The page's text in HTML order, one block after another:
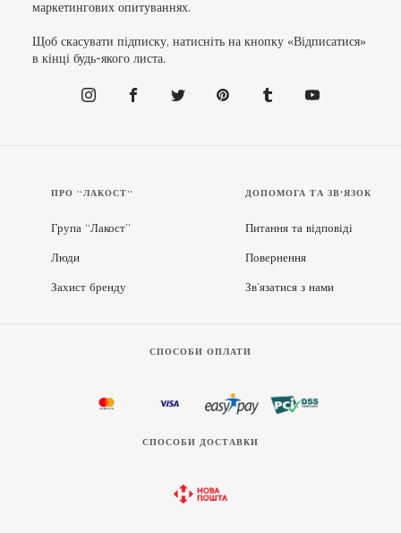
маркетингових опитуваннях.
Щоб скасувати підписку, натисніть на кнопку «Відписатися»
в кінці будь-якого листа.
ПРО “ЛАКОСТ”
Група “Лакост”
Люди
Захист бренду
ДОПОМОГА ТА ЗВ'ЯЗОК
Питання та відповіді
Повернення
Зв’язатися з нами
СПОСОБИ ОПЛАТИ
СПОСОБИ ДОСТАВКИ